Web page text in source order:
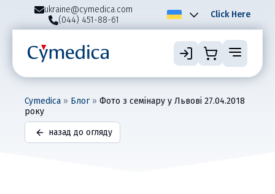
ukraine@cymedica.com
(044) 451-88-61
Click Here
Cymedica » Блог» Фото з семінару у Львові 27.04.2018
року
назад до огляду